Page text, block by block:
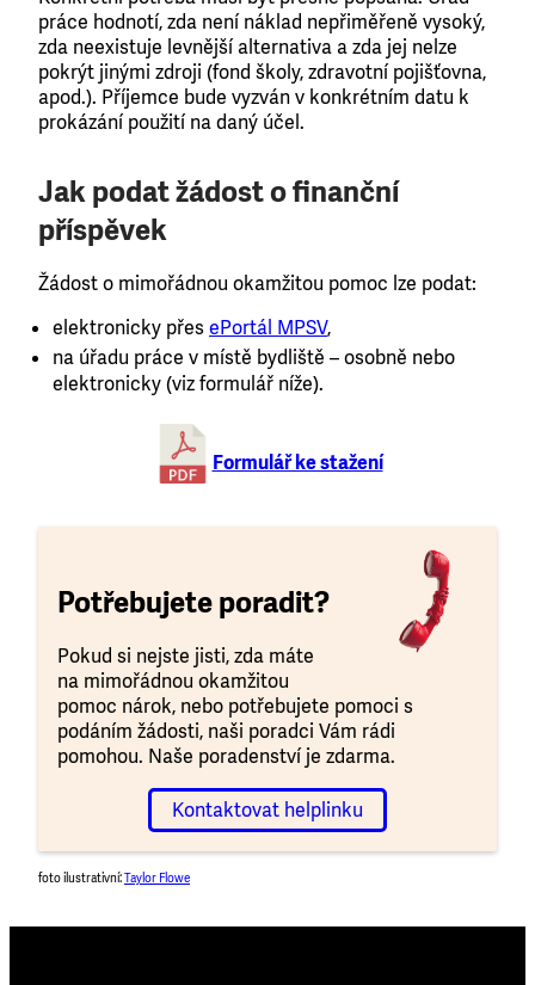
práce hodnotí, zda není náklad nepřiměřeně vysoký,
zda neexistuje levnější alternativa a zda jej nelze
pokrýt jinými zdroji (fond školy, zdravotní pojišťovna,
apod.). Příjemce bude vyzván v konkrétním datu k
prokázání použití na daný účel.
Jak podat žádost o finanční
příspěvek
Žádost o mimořádnou okamžitou pomoc lze podat:
elektronicky přes ePortál MPSV,
na úřadu práce v místě bydliště – osobně nebo
elektronicky (viz formulář níže).
Formulář ke stažení
Potřebujete poradit?
Pokud si nejste jisti, zda máte
na mimořádnou okamžitou
pomoc nárok, nebo potřebujete pomoci s
podáním žádosti, naši poradci Vám rádi
pomohou. Naše poradenství je zdarma.
Kontaktovat helplinku
foto ilustrativní:Taylor Flowe